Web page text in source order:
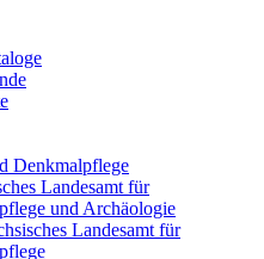
Denkmalpflege
Landesamt für
und Archäologie
Landesamt für